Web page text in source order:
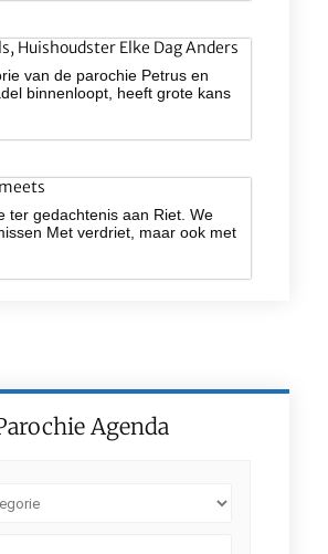
Huishoudster Elke Dag Anders
van de parochie Petrus en
binnenloopt, heeft grote kans
ter gedachtenis aan Riet. We
Met verdriet, maar ook met
Agenda